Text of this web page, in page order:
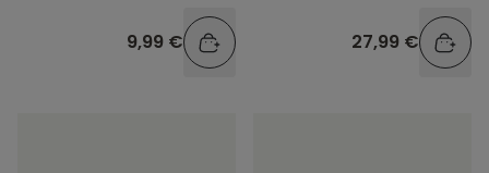
9,99 € 27,99 €